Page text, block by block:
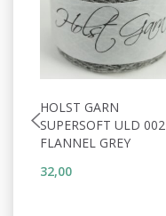
HOLST GARN
SUPERSOFT ULD 002
FLANNEL GREY
32,00